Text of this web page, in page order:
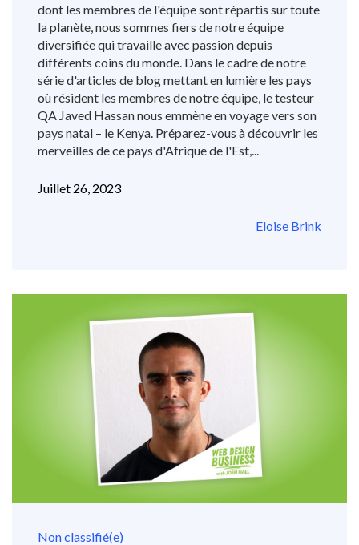
dont les membres de l'équipe sont répartis sur toute
la planète, nous sommes fiers de notre équipe
diversifiée qui travaille avec passion depuis
différents coins du monde. Dans le cadre de notre
série d'articles de blog mettant en lumière les pays
où résident les membres de notre équipe, le testeur
QA Javed Hassan nous emmène en voyage vers son
pays natal – le Kenya. Préparez-vous à découvrir les
merveilles de ce pays d'Afrique de l'Est,...
Juillet 26, 2023
Eloise Brink
Non classifié(e)